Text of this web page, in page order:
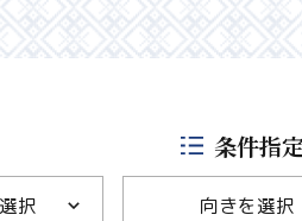
このサイト
写
パ
条件指
択 向きを選択